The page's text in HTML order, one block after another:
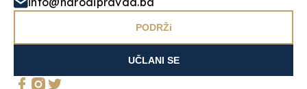
PODRŽi
UČLANI SE